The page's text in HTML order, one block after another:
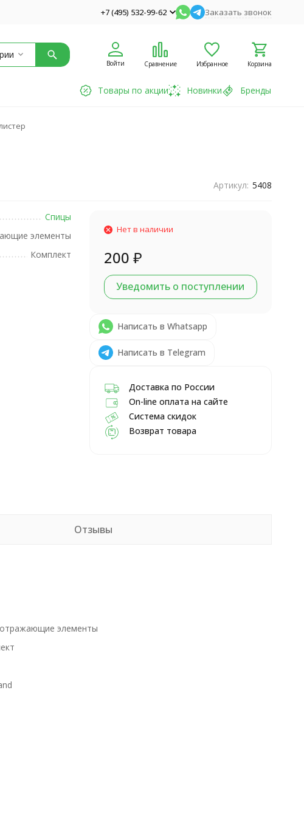
+7 (495) 532-99-62 Заказать звонок
Войти Сравнение Избранное Корзина
Товары по акции Новинки Бренды
Артикул: 5408
Спицы
элементы
Комплект
Нет в наличии
200 ₽
Уведомить о поступлении
Написать в Whatsapp
Написать в Telegram
Доставка по России
On-line оплата на сайте
Система скидок
Возврат товара
Отзывы
элементы